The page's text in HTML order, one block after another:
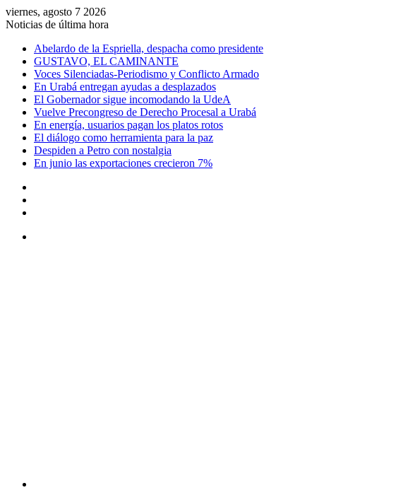
viernes, agosto 7 2026
Noticias de última hora
Abelardo de la Espriella, despacha como presidente
GUSTAVO, EL CAMINANTE
Voces Silenciadas-Periodismo y Conflicto Armado
En Urabá entregan ayudas a desplazados
El Gobernador sigue incomodando la UdeA
Vuelve Precongreso de Derecho Procesal a Urabá
En energía, usuarios pagan los platos rotos
El diálogo como herramienta para la paz
Despiden a Petro con nostalgia
En junio las exportaciones crecieron 7%